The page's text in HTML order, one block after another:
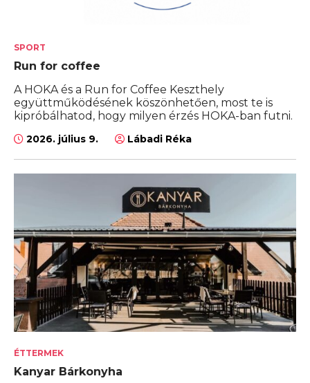
SPORT
Run for coffee
A HOKA és a Run for Coffee Keszthely
együttműködésének köszönhetően, most te is
kipróbálhatod, hogy milyen érzés HOKA-ban futni.
2026. július 9. Lábadi Réka
ÉTTERMEK
Kanyar Bárkonyha